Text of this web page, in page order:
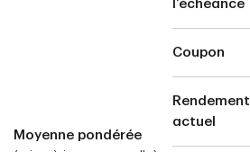
Moyenne pondérée
l’échéance
Coupon
Rendement
actuel